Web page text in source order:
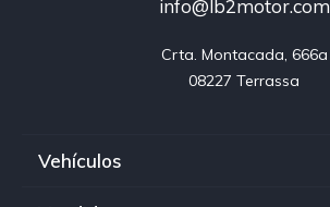
info@lb2motor.com
Crta. Montacada, 666a
08227 Terrassa
Vehículos